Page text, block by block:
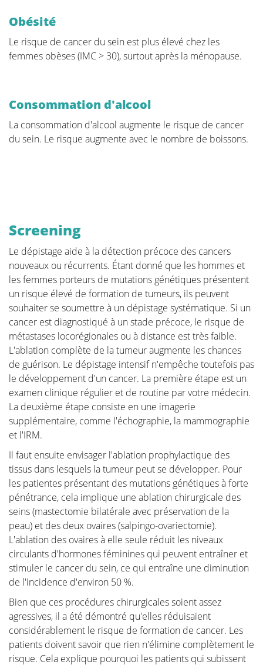
Obésité
Le risque de cancer du sein est plus élevé chez les
femmes obèses (IMC > 30), surtout après la ménopause.
Consommation d'alcool
La consommation d'alcool augmente le risque de cancer
du sein. Le risque augmente avec le nombre de boissons.
Screening
Le dépistage aide à la détection précoce des cancers
nouveaux ou récurrents. Étant donné que les hommes et
les femmes porteurs de mutations génétiques présentent
un risque élevé de formation de tumeurs, ils peuvent
souhaiter se soumettre à un dépistage systématique. Si un
cancer est diagnostiqué à un stade précoce, le risque de
métastases locorégionales ou à distance est très faible.
L'ablation complète de la tumeur augmente les chances
de guérison. Le dépistage intensif n'empêche toutefois pas
le développement d'un cancer. La première étape est un
examen clinique régulier et de routine par votre médecin.
La deuxième étape consiste en une imagerie
supplémentaire, comme l'échographie, la mammographie
et l'IRM.
Il faut ensuite envisager l'ablation prophylactique des
tissus dans lesquels la tumeur peut se développer. Pour
les patientes présentant des mutations génétiques à forte
pénétrance, cela implique une ablation chirurgicale des
seins (mastectomie bilatérale avec préservation de la
peau) et des deux ovaires (salpingo-ovariectomie).
L'ablation des ovaires à elle seule réduit les niveaux
circulants d'hormones féminines qui peuvent entraîner et
stimuler le cancer du sein, ce qui entraîne une diminution
de l'incidence d'environ 50 %.
Bien que ces procédures chirurgicales soient assez
agressives, il a été démontré qu'elles réduisaient
considérablement le risque de formation de cancer. Les
patients doivent savoir que rien n'élimine complètement le
risque. Cela explique pourquoi les patients qui subissent